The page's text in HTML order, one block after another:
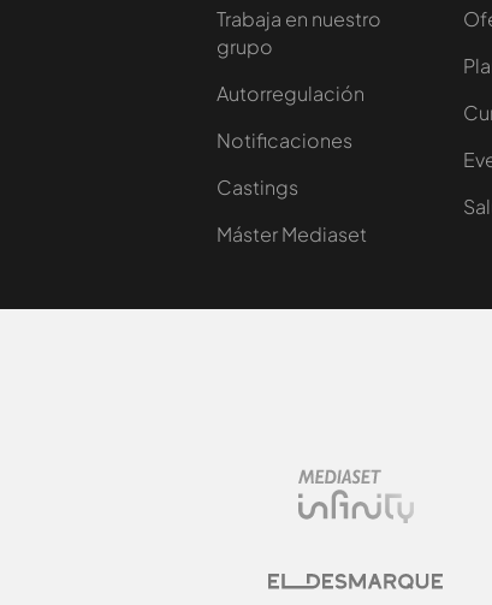
Trabaja en nuestro
grupo
Autorregulación
Notificaciones
Castings
Máster Mediaset